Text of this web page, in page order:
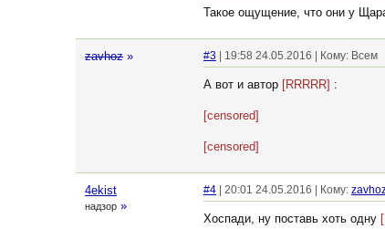
Такое ощущение, что они у
zavhoz » #3 | 19:58 24.05.2016 | Кому: Всем
А вот и автор [RRRRR] :
[censored]
[censored]
4ekist
надзор »
#4 | 20:01 24.05.2016 | Кому:
Хоспади, ну поставь хоть одну